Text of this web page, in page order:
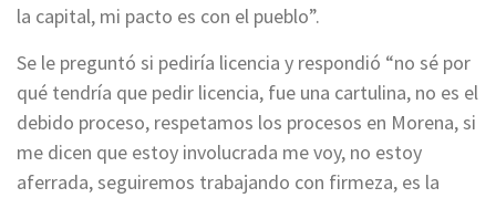
la capital, mi pacto es con el pueblo”.
Se le preguntó si pediría licencia y respondió “no sé por
qué tendría que pedir licencia, fue una cartulina, no es el
debido proceso, respetamos los procesos en Morena, si
me dicen que estoy involucrada me voy, no estoy
aferrada, seguiremos trabajando con firmeza, es la